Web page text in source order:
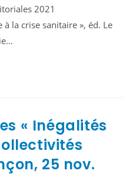
2021
la crise sanitaire », éd. Le
« Inégalités
25 nov.